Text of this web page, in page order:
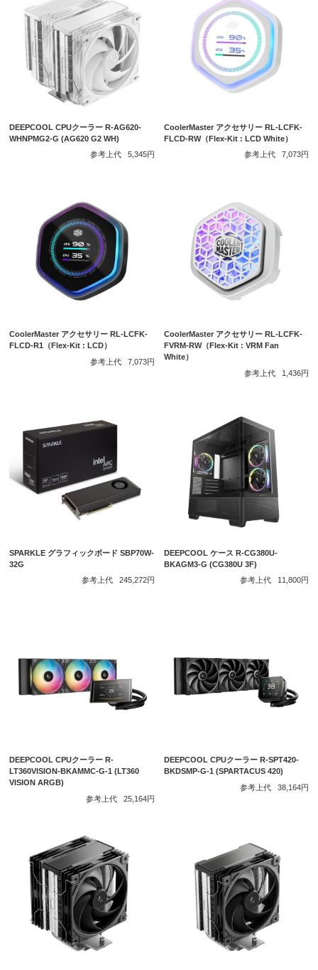
DEEPCOOL CPUクーラー R-AG620-
WHNPMG2-G (AG620 G2 WH)
参考上代
5,345円
CoolerMaster アクセサリー RL-LCFK-
FLCD-RW（Flex-Kit : LCD White）
参考上代
7,073円
CoolerMaster アクセサリー RL-LCFK-
FLCD-R1（Flex-Kit : LCD）
参考上代
7,073円
CoolerMaster アクセサリー RL-LCFK-
FVRM-RW（Flex-Kit : VRM Fan
White）
参考上代
1,436円
SPARKLE グラフィックボード SBP70W-
32G
参考上代
245,272円
DEEPCOOL ケース R-CG380U-
BKAGM3-G (CG380U 3F)
参考上代
11,800円
DEEPCOOL CPUクーラー R-
LT360VISION-BKAMMC-G-1 (LT360
VISION ARGB)
参考上代
25,164円
DEEPCOOL CPUクーラー R-SPT420-
BKDSMP-G-1 (SPARTACUS 420)
参考上代
38,164円